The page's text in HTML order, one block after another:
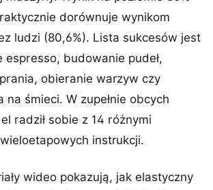
dorównuje wynikom
ludzi (80,6%). Lista sukcesów jest
espresso, budowanie pudeł,
obieranie warzyw czy
na śmieci. W zupełnie obcych
radził sobie z 14 różnymi
instrukcji.
wideo pokazują, jak elastyczny